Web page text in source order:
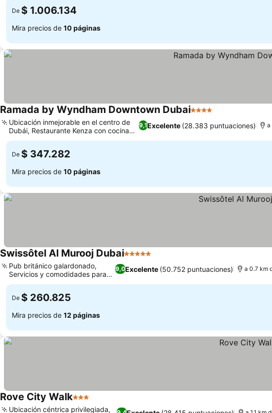
De $ 1.006.134
Mira precios de 10 páginas
Ramada by Wyndham Downtown Dubai4 Estrellas
9,1Excelente (28.383 puntuaciones)
Ubicación inmejorable en el centro de
Dubái, Restaurante Kenza con cocina
internacional
a
De $ 347.282
Mira precios de 10 páginas
Swissôtel Al Murooj Dubai5 Estrellas
9,0Excelente (50.752 puntuaciones)
Pub británico galardonado,
Servicios y comodidades para
familias
a 0.7 km
De $ 260.825
Mira precios de 12 páginas
Rove City Walk3 Estrellas
Ubicación céntrica privilegiada,